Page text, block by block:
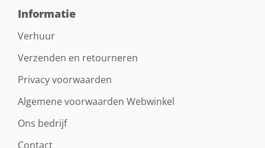
Informatie
Verhuur
Verzenden en retourneren
Privacy voorwaarden
Algemene voorwaarden Webwinkel
Ons bedrijf
Contact